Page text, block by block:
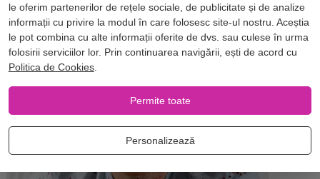
mai răzbunători și malițioși din
zodiac
le oferim partenerilor de rețele sociale, de publicitate și de analize
informații cu privire la modul în care folosesc site-ul nostru. Aceștia
le pot combina cu alte informații oferite de dvs. sau culese în urma
folosirii serviciilor lor. Prin continuarea navigării, ești de acord cu
Politica de Cookies.
Permite toate
Personalizează